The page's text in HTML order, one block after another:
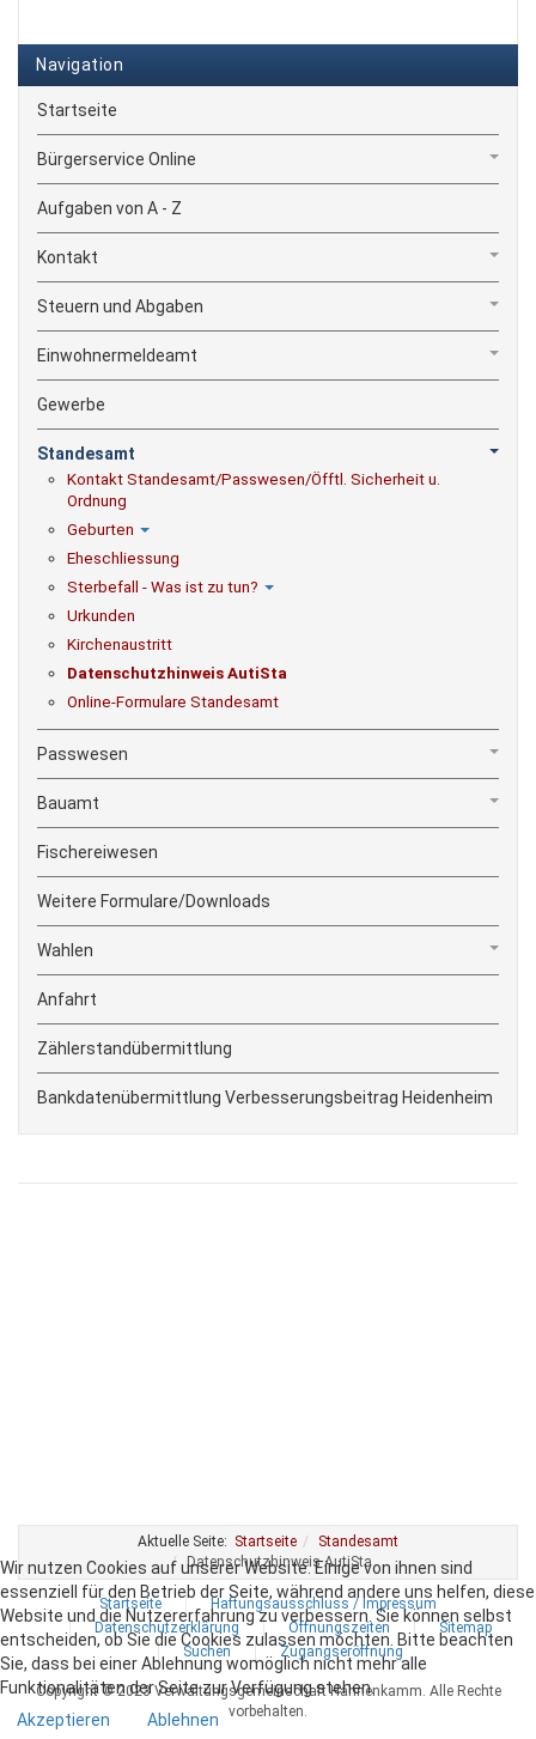
Navigation
Startseite
Bürgerservice Online
Aufgaben von A - Z
Kontakt
Steuern und Abgaben
Einwohnermeldeamt
Gewerbe
Standesamt
Kontakt Standesamt/Passwesen/Öfftl. Sicherheit u.
Ordnung
Geburten
Eheschliessung
Sterbefall - Was ist zu tun?
Urkunden
Kirchenaustritt
Datenschutzhinweis AutiSta
Online-Formulare Standesamt
Passwesen
Bauamt
Fischereiwesen
Weitere Formulare/Downloads
Wahlen
Anfahrt
Zählerstandübermittlung
Bankdatenübermittlung Verbesserungsbeitrag Heidenheim
Aktuelle Seite: Startseite
Standesamt
Datenschutzhinweis AutiSta
Startseite
Haftungsausschluss / Impressum
Datenschutzerklärung
Öffnungszeiten
Sitemap
Suchen
Zugangseröffnung
Copyright © 2023 Verwaltungsgemeinschaft Hahnenkamm. Alle Rechte
vorbehalten.
Wir nutzen Cookies auf unserer Website. Einige von ihnen sind
essenziell für den Betrieb der Seite, während andere uns helfen, diese
Website und die Nutzererfahrung zu verbessern. Sie können selbst
entscheiden, ob Sie die Cookies zulassen möchten. Bitte beachten
Sie, dass bei einer Ablehnung womöglich nicht mehr alle
Funktionalitäten der Seite zur Verfügung stehen.
Akzeptieren
Ablehnen